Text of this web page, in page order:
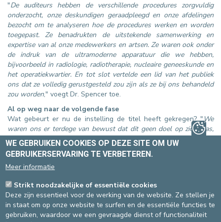
"De auditeurs hebben de verschillende procedures zorgvuldig
onderzocht, onze deskundigen geraadpleegd en onze afdelingen
bezocht om te analyseren hoe de procedures werken en worden
toegepast. Ze benadrukten de uitstekende samenwerking en
expertise van al onze medewerkers en artsen. Ze waren ook onder
de indruk van de ultramoderne apparatuur die we hebben,
bijvoorbeeld in radiologie, radiotherapie, nucleaire geneeskunde en
het operatiekwartier. En tot slot vertelde een lid van het publiek
ons dat ze volledig gerustgesteld zou zijn als ze bij ons behandeld
zou worden," voegt Dr. Spencer toe.
Al op weg naar de volgende fase
Wat gebeurt er nu de instelling de titel heeft gekregen? "We
waren ons er terdege van bewust dat dit geen doel op zich was,
maar dat we aan een lang proces begonnen zijn. Vandaag worden
onze teams beloond voor de vele inspanningen die ze de afgelopen
jaren hebben geleverd," zegt de medisch directeur.
"Dit is het einde van het eerste hoofdstuk en het begin van het
tweede, want we beginnen ons nu voor te bereiden op de
volgende evaluatie, die zal plaatsvinden aan het einde van de
driejarige accreditatieperiode, waardoor onze medewerkers
gemotiveerd en blijven streven naar continue verbetering. JCI werkt
WE GEBRUIKEN COOKIES OP DEZE SITE OM UW
GEBRUIKERSERVARING TE VERBETEREN.
Meer informatie
Strikt noodzakelijke of essentiële cookies
Deze zijn essentieel voor de werking van de website. Ze stellen je
in staat om op onze website te surfen en de essentiële functies te
gebruiken, waardoor we een gevraagde dienst of functionaliteit